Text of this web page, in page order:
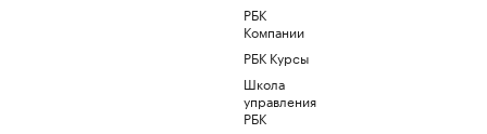
РБК
Компании
РБК Курсы
Школа
управления
РБК